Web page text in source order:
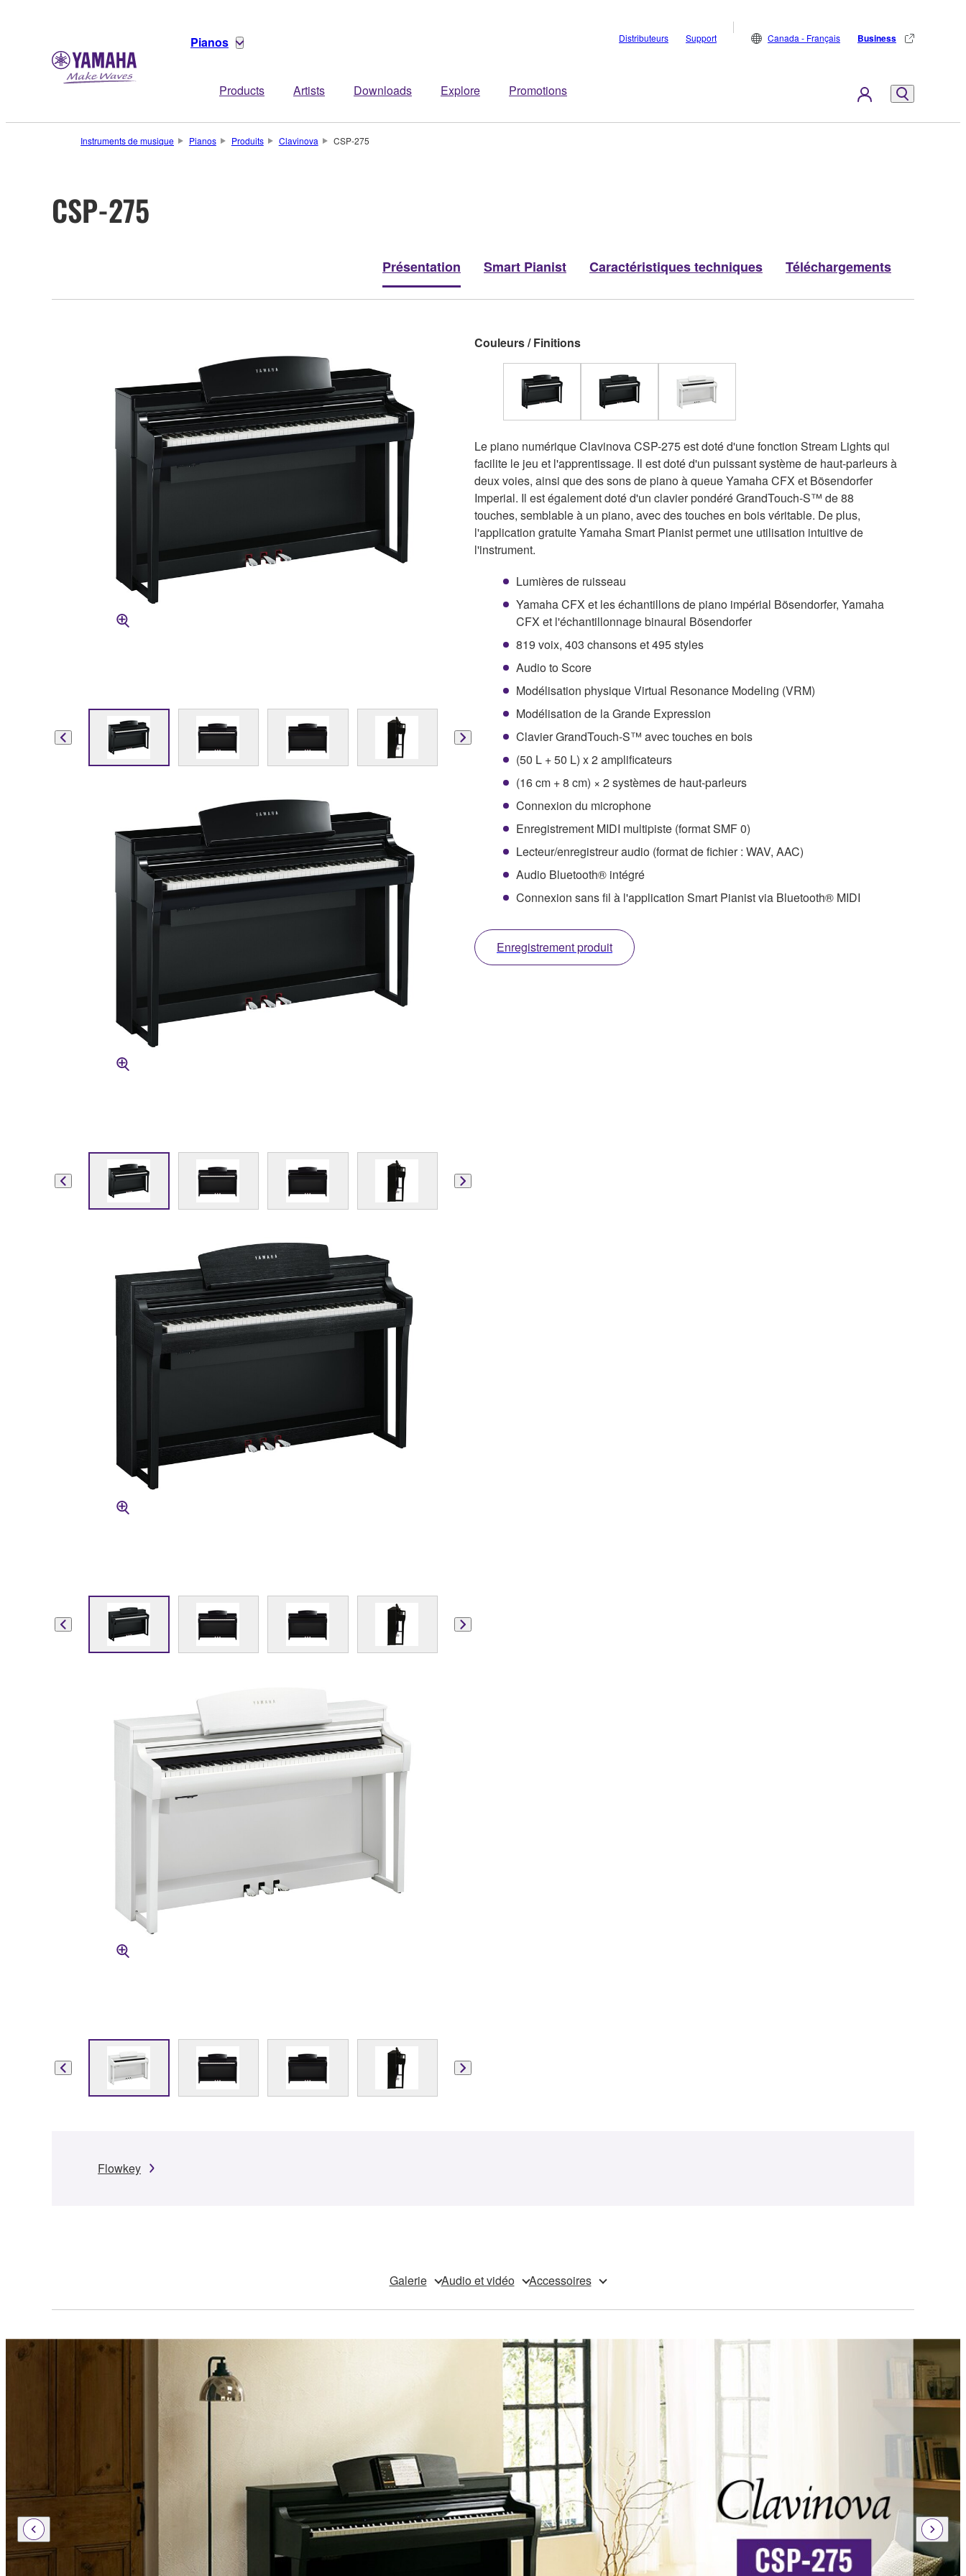
Pianos
Products Artists Downloads Explore Promotions
Distributeurs Support Canada - Français Business
Instruments de musique Pianos Produits Clavinova CSP-275
CSP-275
Présentation Smart Pianist Caractéristiques techniques Téléchargements
Couleurs / Finitions
Le piano numérique Clavinova CSP-275 est doté d'une fonction Stream Lights qui
facilite le jeu et l'apprentissage. Il est doté d'un puissant système de haut-parleurs à
deux voies, ainsi que des sons de piano à queue Yamaha CFX et Bösendorfer
Imperial. Il est également doté d'un clavier pondéré GrandTouch-S™ de 88
touches, semblable à un piano, avec des touches en bois véritable. De plus,
l'application gratuite Yamaha Smart Pianist permet une utilisation intuitive de
l'instrument.
Lumières de ruisseau
Yamaha CFX et les échantillons de piano impérial Bösendorfer, Yamaha
CFX et l'échantillonnage binaural Bösendorfer
819 voix, 403 chansons et 495 styles
Audio to Score
Modélisation physique Virtual Resonance Modeling (VRM)
Modélisation de la Grande Expression
Clavier GrandTouch-S™ avec touches en bois
(50 L + 50 L) x 2 amplificateurs
(16 cm + 8 cm) × 2 systèmes de haut-parleurs
Connexion du microphone
Enregistrement MIDI multipiste (format SMF 0)
Lecteur/enregistreur audio (format de fichier : WAV, AAC)
Audio Bluetooth® intégré
Connexion sans fil à l'application Smart Pianist via Bluetooth® MIDI
Enregistrement produit
Flowkey
Galerie Audio et vidéo Accessoires